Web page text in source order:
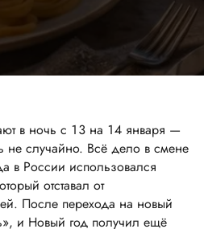
в ночь с 13 на 14 января —
не случайно. Всё дело в смене
в России использовался
отставал от
После перехода на новый
и Новый год получил ещё